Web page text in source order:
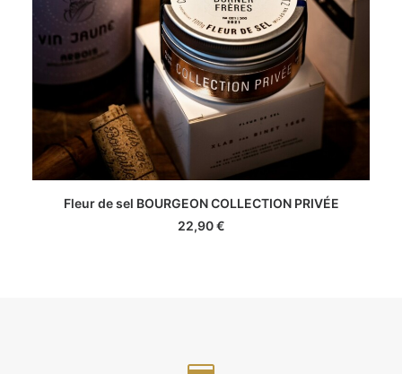
AJOUTER AU PANIER
Fleur de sel BOURGEON COLLECTION PRIVÉE
22,90€